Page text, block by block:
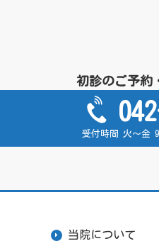
初診のご予約
受付時間 火～金
当院について